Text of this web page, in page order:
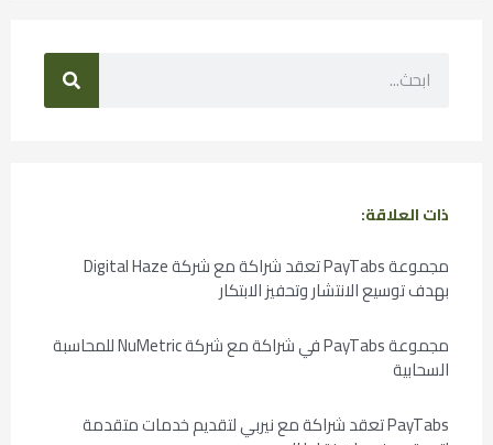
ذات العلاقة:
مجموعة PayTabs تعقد شراكة مع شركة Digital Haze
بهدف توسيع الانتشار وتحفيز الابتكار
مجموعة PayTabs في شراكة مع شركة NuMetric للمحاسبة
السحابية
PayTabs تعقد شراكة مع نيربي لتقديم خدمات متقدمة